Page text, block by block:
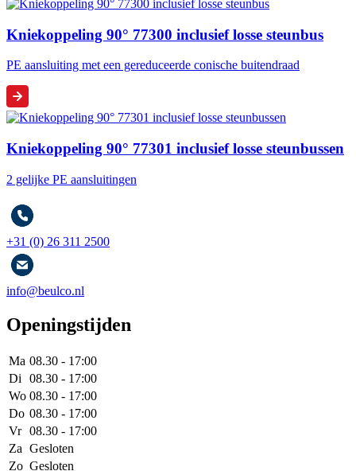
Kniekoppeling 90° 77300 inclusief losse steunbus
PE aansluiting met een gereduceerde conische buitendraad
Kniekoppeling 90° 77301 inclusief losse steunbussen
2 gelijke PE aansluitingen
+31 (0) 26 311 2500
info@beulco.nl
Openingstijden
Ma 08.30 - 17:00
Di
08.30 - 17:00
Wo 08.30 - 17:00
Do 08.30 - 17:00
Vr 08.30 - 17:00
Za Gesloten
Zo Gesloten